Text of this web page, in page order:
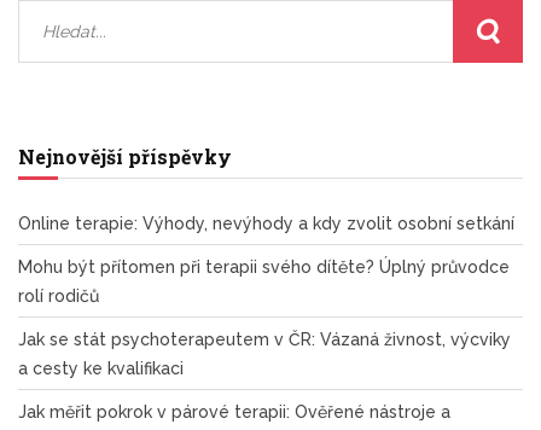
Nejnovější příspěvky
Online terapie: Výhody, nevýhody a kdy zvolit osobní setkání
Mohu být přítomen při terapii svého dítěte? Úplný průvodce
rolí rodičů
Jak se stát psychoterapeutem v ČR: Vázaná živnost, výcviky
a cesty ke kvalifikaci
Jak měřit pokrok v párové terapii: Ověřené nástroje a